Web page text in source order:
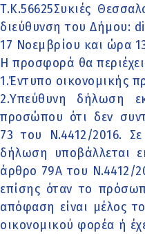
Τ.Κ.56625Συκιές
διεύθυνση του Δήμου:
17 Νοεμβρίου και ώρα
Η προσφορά θα
1.Έντυπο οικονομικής
2.Υπεύθυνη δήλωση
προσώπου ότι δεν
73 του Ν.4412/2016.
δήλωση υποβάλλεται
άρθρο 79Α του Ν.4412/
επίσης όταν το
απόφαση είναι μέλος
οικονομικού φορέα ή